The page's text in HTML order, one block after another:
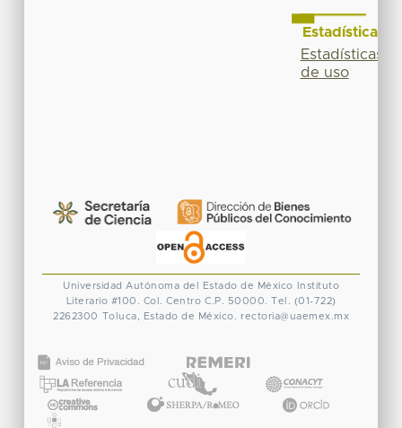
Estadísticas
Estadísticas
de uso
Universidad Autónoma del Estado de México
Instituto
Literario #100. Col. Centro C.P. 50000. Tel. (01-722)
2262300 Toluca, Estado de México. rectoria@uaemex.mx